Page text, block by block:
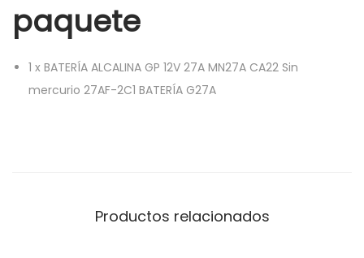
paquete
1 x BATERÍA ALCALINA GP 12V 27A MN27A CA22 Sin
mercurio 27AF-2C1 BATERÍA G27A
Productos relacionados